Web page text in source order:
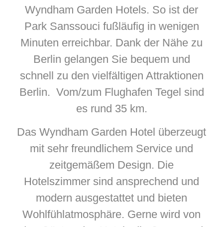
Wyndham Garden Hotels. So ist der
Park Sanssouci fußläufig in wenigen
Minuten erreichbar. Dank der Nähe zu
Berlin gelangen Sie bequem und
schnell zu den vielfältigen Attraktionen
Berlin. Vom/zum Flughafen Tegel sind
es rund 35 km.
Das Wyndham Garden Hotel überzeugt
mit sehr freundlichem Service und
zeitgemäßem Design. Die
Hotelszimmer sind ansprechend und
modern ausgestattet und bieten
Wohlfühlatmosphäre. Gerne wird von